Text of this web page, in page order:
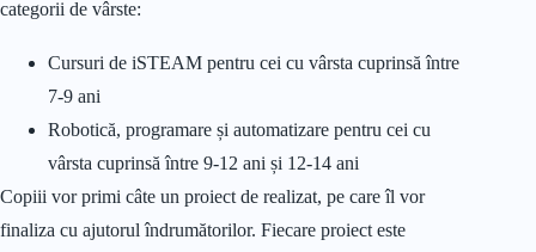
categorii de vârste:
Cursuri de iSTEAM pentru cei cu vârsta cuprinsă între
7-9 ani
Robotică, programare și automatizare pentru cei cu
vârsta cuprinsă între 9-12 ani și 12-14 ani
Copiii vor primi câte un proiect de realizat, pe care îl vor
finaliza cu ajutorul îndrumătorilor. Fiecare proiect este